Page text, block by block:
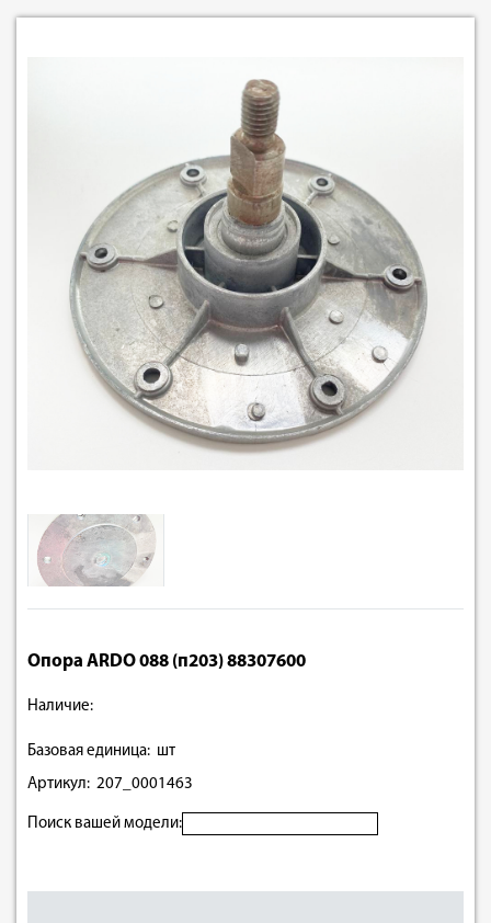
Опора ARDO 088 (п203) 88307600
Наличие:
Базовая единица: шт
Артикул: 207_0001463
Поиск вашей модели: